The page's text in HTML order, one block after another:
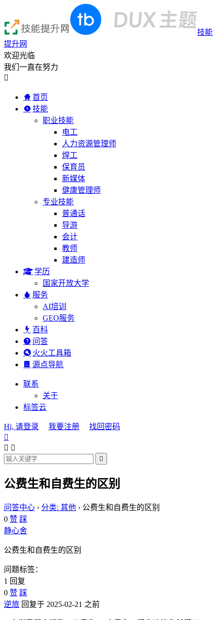
技能
提升网
欢迎光临
我们一直在努力

首页
技能
职业技能
电工
人力资源管理师
焊工
保育员
新媒体
健康管理师
专业技能
普通话
导游
会计
教师
建造师
学历
国家开放大学
服务
AI培训
GEO服务
百科
问答
火火工具箱
源点导航
联系
关于
标签云
Hi, 请登录 我要注册
找回密码

 

公费生和自费生的区别
问答中心 › 分类: 其他 › 公费生和自费生的区别
0 赞 踩
静心舍
公费生和自费生的区别
问题标签：
1 回复
0 赞 踩
逆旅 回复于 2025-02-21 之前